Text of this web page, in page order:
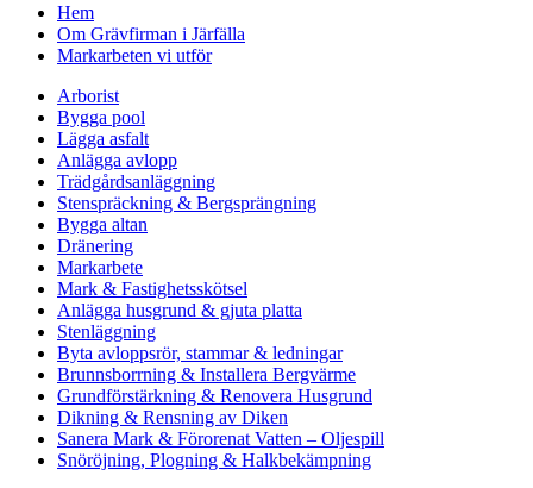
Hem
Om Grävfirman i Järfälla
Markarbeten vi utför
Arborist
Bygga pool
Lägga asfalt
Anlägga avlopp
Trädgårdsanläggning
Stenspräckning & Bergsprängning
Bygga altan
Dränering
Markarbete
Mark & Fastighetsskötsel
Anlägga husgrund & gjuta platta
Stenläggning
Byta avloppsrör, stammar & ledningar
Brunnsborrning & Installera Bergvärme
Grundförstärkning & Renovera Husgrund
Dikning & Rensning av Diken
Sanera Mark & Förorenat Vatten – Oljespill
Snöröjning, Plogning & Halkbekämpning